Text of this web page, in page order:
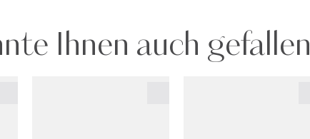
Ihnen auch gefallen